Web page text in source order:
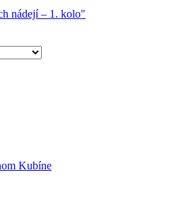
nádejí – 1. kolo"
Kubíne